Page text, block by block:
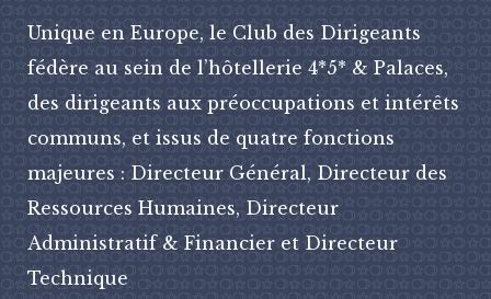
Unique en Europe, le Club des Dirigeants
fédère au sein de l’hôtellerie 4*5* & Palaces,
des dirigeants aux préoccupations et intérêts
communs, et issus de quatre fonctions
majeures : Directeur Général, Directeur des
Ressources Humaines, Directeur
Administratif & Financier et Directeur
Technique